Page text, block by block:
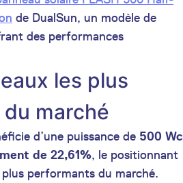
de DualSun, un modèle de
des performances
les plus
marché
d’une puissance de 500 Wc
de 22,61%, le positionnant
performants du marché.